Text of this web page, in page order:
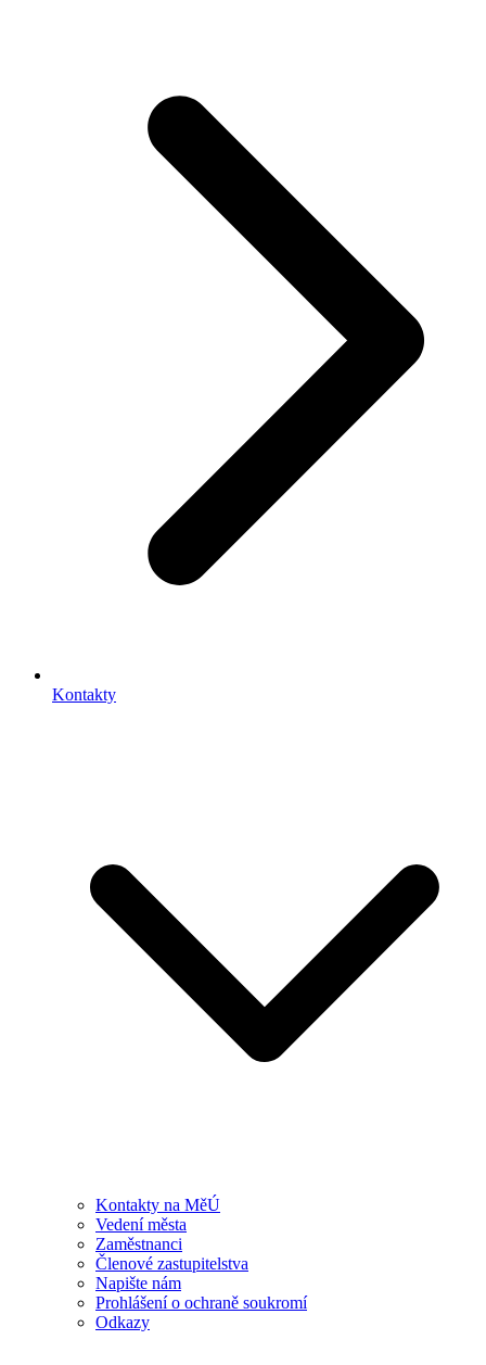
Kontakty
Kontakty na MěÚ
Vedení města
Zaměstnanci
Členové zastupitelstva
Napište nám
Prohlášení o ochraně soukromí
Odkazy